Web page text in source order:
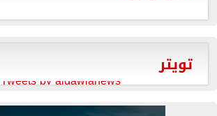
تويتر
Tweets by aldawlanews